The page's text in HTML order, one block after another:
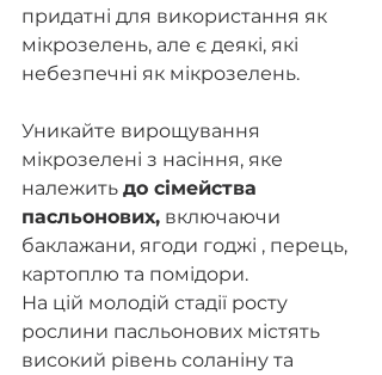
придатні для використання як
мікрозелень, але є деякі, які
небезпечні як мікрозелень.
Уникайте вирощування
мікрозелені з насіння, яке
належить до сімейства
пасльонових, включаючи
баклажани, ягоди годжі , перець,
картоплю та помідори.
На цій молодій стадії росту
рослини пасльонових містять
високий рівень соланіну та